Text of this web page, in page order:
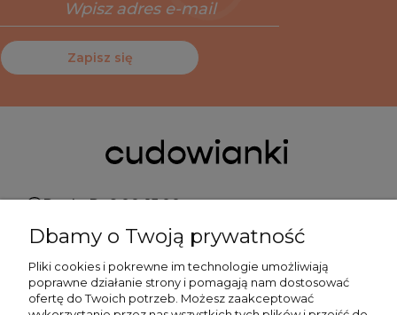
Zapisz się
Pn do Pt 9:00-15:00
+48 519 462 010
kontakt@cudowianki.pl
Dbamy o Twoją prywatność
Pliki cookies i pokrewne im technologie umożliwiają
poprawne działanie strony i pomagają nam dostosować
ofertę do Twoich potrzeb. Możesz zaakceptować